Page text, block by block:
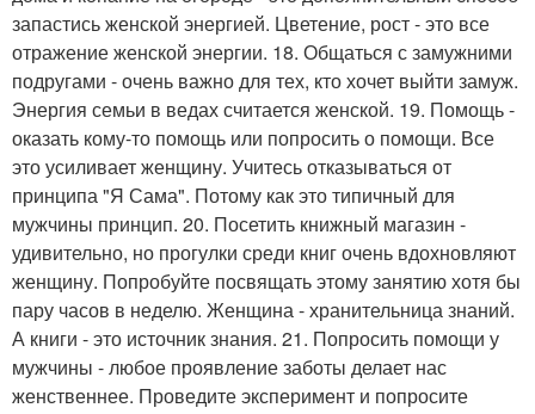
запастись женской энергией. Цветение, рост - это все
отражение женской энергии. 18. Общаться с замужними
подругами - очень важно для тех, кто хочет выйти замуж.
Энергия семьи в ведах считается женской. 19. Помощь -
оказать кому-то помощь или попросить о помощи. Все
это усиливает женщину. Учитесь отказываться от
принципа "Я Сама". Потому как это типичный для
мужчины принцип. 20. Посетить книжный магазин -
удивительно, но прогулки среди книг очень вдохновляют
женщину. Попробуйте посвящать этому занятию хотя бы
пару часов в неделю. Женщина - хранительница знаний.
А книги - это источник знания. 21. Попросить помощи у
мужчины - любое проявление заботы делает нас
женственнее. Проведите эксперимент и попросите